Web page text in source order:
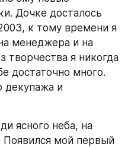
Дочке досталось
к тому времени я
менеджера и на
творчества я никогда
достаточно много.
декупажа и
ясного неба, на
Появился мой первый